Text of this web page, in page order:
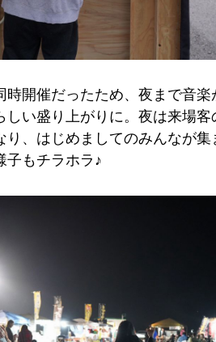
時開催だったため、夜まで音楽
しい盛り上がりに。夜は来場客
り、はじめましてのみんなが集
子もチラホラ♪